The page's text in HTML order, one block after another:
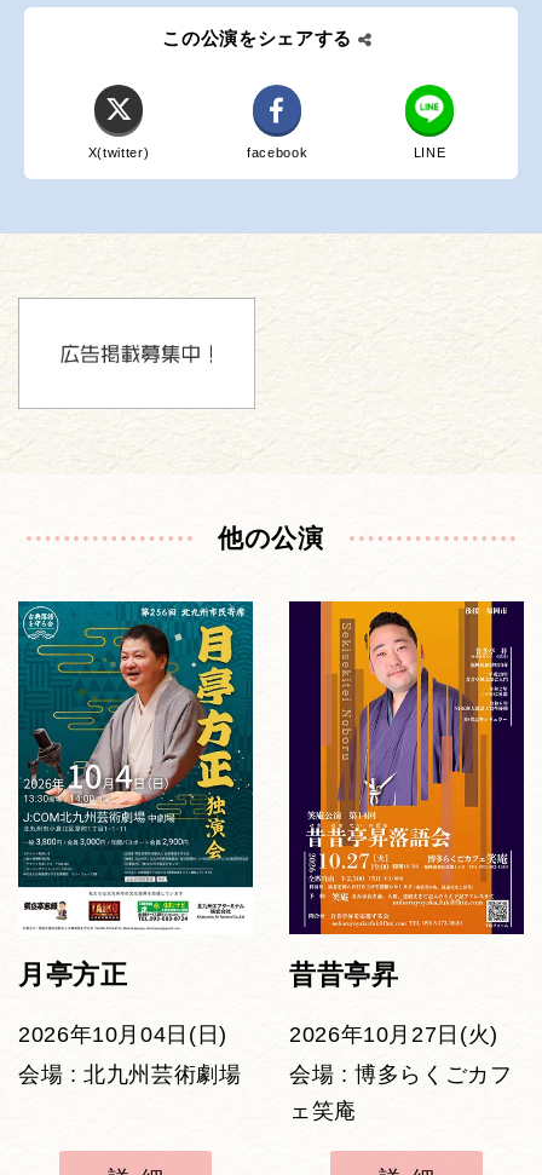
この公演をシェアする
X(twitter) facebook LINE
他の公演
月亭方正
2026年10月04日(日)
会場 : 北九州芸術劇場
昔昔亭昇
2026年10月27日(火)
会場 : 博多らくごカフ
ェ笑庵